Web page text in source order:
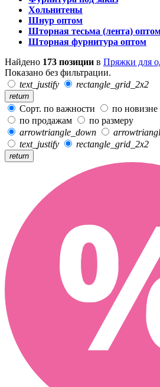
Хольнитены
Шнур оптом
Шторная тесьма (лента)
Шторная фурнитура оптом
Найдено 173 позиции в Пряжки для
Показано без фильтрации.
text_justify
rectangle_grid_2x2
return
Сорт. по важности по новизне
по продажам
по размеру
arrowtriangle_down
text_justify
rectangle_grid_2x2
return